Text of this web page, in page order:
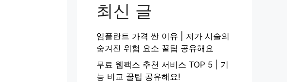
최신 글
임플란트 가격 싼 이유 | 저가 시술의
숨겨진 위험 요소 꿀팁 공유해요
무료 웹팩스 추천 서비스 TOP 5 | 기
능 비교 꿀팁 공유해요!